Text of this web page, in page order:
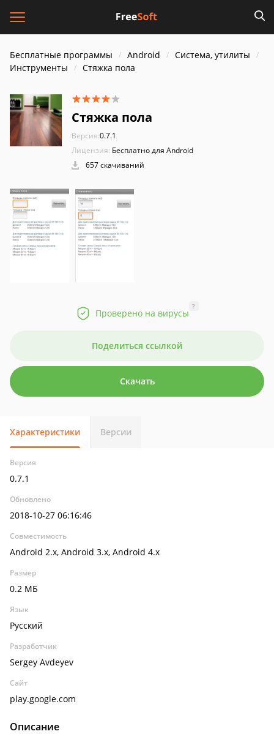
Бесплатные программы Android
Система, утилиты
Инструменты
Стяжка пола
Стяжка пола
Версия:0.7.1
Лицензия: Бесплатно для Android
657 скачиваний
Проверено на вирусы
?
Поделиться ссылкой
Скачать
Характеристики Версии
Версия
0.7.1
Обновлено
2018-10-27 06:16:46
Совместимость
Android 2.x, Android 3.x, Android 4.x
Размер
0.2 МБ
Язык
Русский
Разработчик
Sergey Avdeyev
Сайт
play.google.com
Описание